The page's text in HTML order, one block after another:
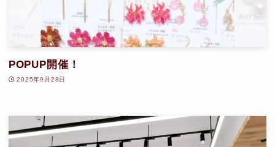
POPUP開催！
2025年9月28日